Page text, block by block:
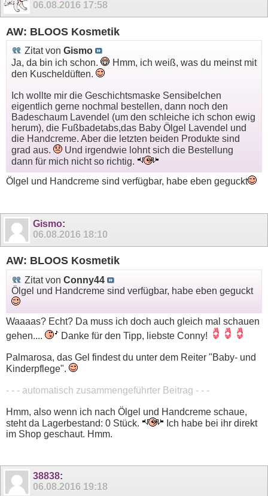
06.08.2016 17:58
AW: BLOOS Kosmetik
Zitat von Gismo
Ja, da bin ich schon.
Hmm, ich weiß, was du meinst mit
den Kuscheldüften.
Ich wollte mir die Geschichtsmaske Sensibelchen
eigentlich gerne nochmal bestellen, dann noch den
Badeschaum Lavendel (um den schleiche ich schon ewig
herum), die Fußbadetabs,das Baby Ölgel Lavendel und
die Handcreme. Aber die letzten beiden Produkte sind
grad aus.
Und irgendwie lohnt sich die Bestellung
dann für mich nicht so richtig.
Ölgel und Handcreme sind verfügbar, habe eben geguckt
Gismo:
06.08.2016 18:10
AW: BLOOS Kosmetik
Zitat von Conny44
Ölgel und Handcreme sind verfügbar, habe eben geguckt
Waaaas? Echt? Da muss ich doch auch gleich mal schauen
gehen....
Danke für den Tipp, liebste Conny!
Palmarosa, das Gel findest du unter dem Reiter "Baby- und
Kinderpflege".
- - - automatisch zusammengeführter Beitrag - - -
Hmm, also wenn ich nach Ölgel und Handcreme schaue,
steht da Lagerbestand: 0 Stück.
Ich habe bei ihr direkt
im Shop geschaut. Hmm.
38838:
06.08.2016 19:18